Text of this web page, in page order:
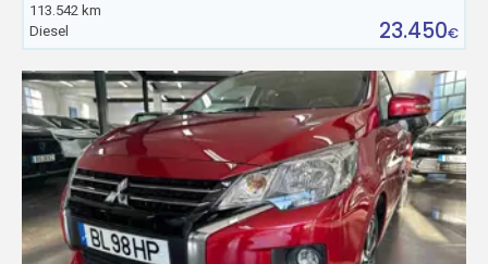
113.542 km
Diesel
23.450€